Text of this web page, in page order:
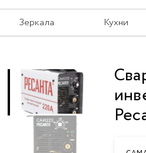
Зеркала Кухни